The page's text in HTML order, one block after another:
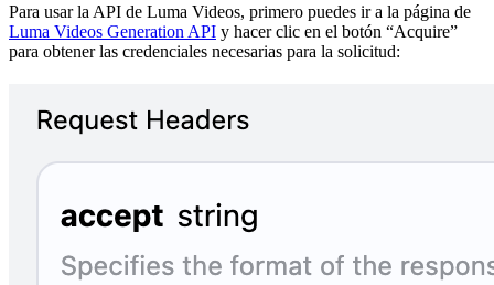
Para usar la API de Luma Videos, primero puedes ir a la página de
Luma Videos Generation API y hacer clic en el botón “Acquire”
para obtener las credenciales necesarias para la solicitud: